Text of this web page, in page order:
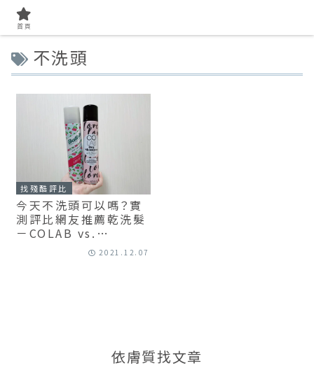
不洗頭
找殘酷評比
今天不洗頭可以嗎？實
測評比網友推薦乾洗髮
－COLAB vs.
Batiste的去油效果、
蓬鬆度、持久度
2021.12.07
依膚質找文章
首頁